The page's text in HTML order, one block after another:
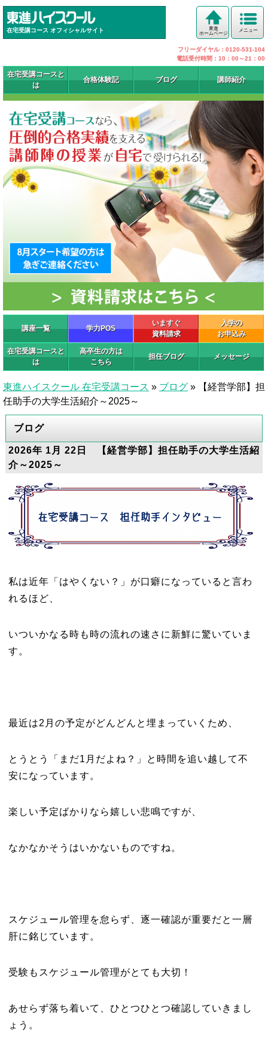
在宅受講コース オフィシャルサイト メニュー
東進
ホームページ
フリーダイヤル：0120-531-104
電話受付時間：10：00～21：00
在宅受講コースと
は
合格体験記 ブログ 講師紹介
講座一覧 学力POS
いますぐ
資料請求
入学の
お申込み
在宅受講コースと
は
高卒生の方は
こちら
担任ブログ メッセージ
東進ハイスクール 在宅受講コース » ブログ »
【経営学部】担
任助手の大学生活紹介～2025～
ブログ
2026年 1月 22日 【経営学部】担任助手の大学生活紹
介～2025～
私は近年「はやくない？」が口癖になっていると言わ
れるほど、
いついかなる時も時の流れの速さに新鮮に驚いていま
す。
最近は2月の予定がどんどんと埋まっていくため、
とうとう「まだ1月だよね？」と時間を追い越して不
安になっています。
楽しい予定ばかりなら嬉しい悲鳴ですが、
なかなかそうはいかないものですね。
スケジュール管理を怠らず、逐一確認が重要だと一層
肝に銘じています。
受験もスケジュール管理がとても大切！
あせらず落ち着いて、ひとつひとつ確認していきまし
ょう。